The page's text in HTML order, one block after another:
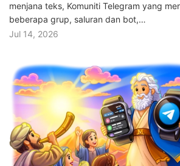
menjana teks, Komuniti Telegram yang
beberapa grup, saluran dan bot,…
Jul 14, 2026